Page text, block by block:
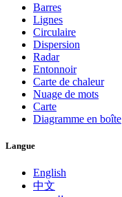
Barres
Lignes
Circulaire
Dispersion
Radar
Entonnoir
Carte de chaleur
Nuage de mots
Carte
Diagramme en boîte
Langue
English
中文